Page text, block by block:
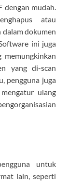
mudah.
atau
dalam dokumen
ini juga
memungkinkan
yang di-scan
pengguna juga
ulang
untuk
lain, seperti